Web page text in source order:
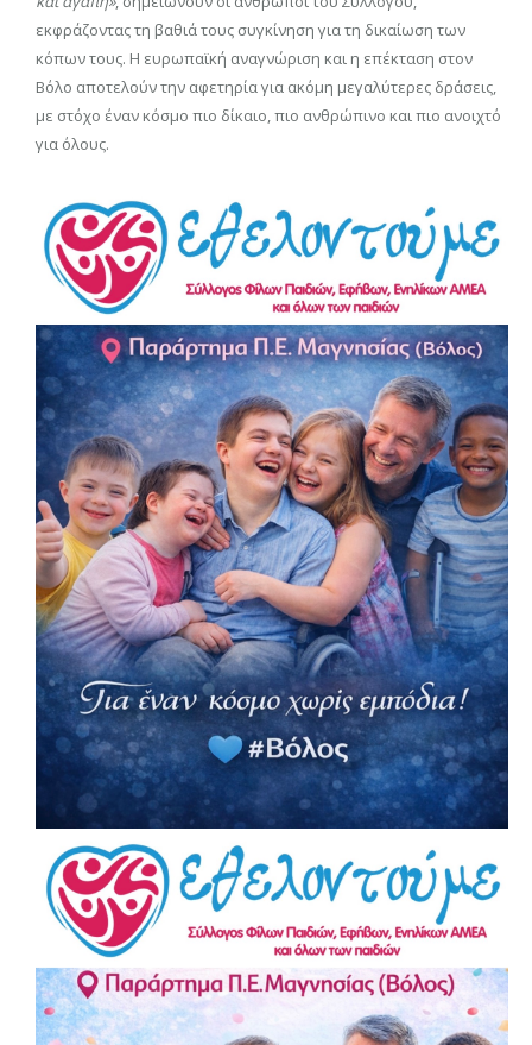
εκφράζοντας τη βαθιά τους συγκίνηση για τη δικαίωση των
κόπων τους. Η ευρωπαϊκή αναγνώριση και η επέκταση στον
Βόλο αποτελούν την αφετηρία για ακόμη μεγαλύτερες δράσεις,
με στόχο έναν κόσμο πιο δίκαιο, πιο ανθρώπινο και πιο ανοιχτό
για όλους.